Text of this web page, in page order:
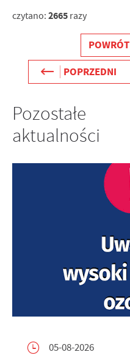
czytano: 2665 razy
POWRÓT
POPRZEDNI
Pozostałe
aktualności
05-08-2026